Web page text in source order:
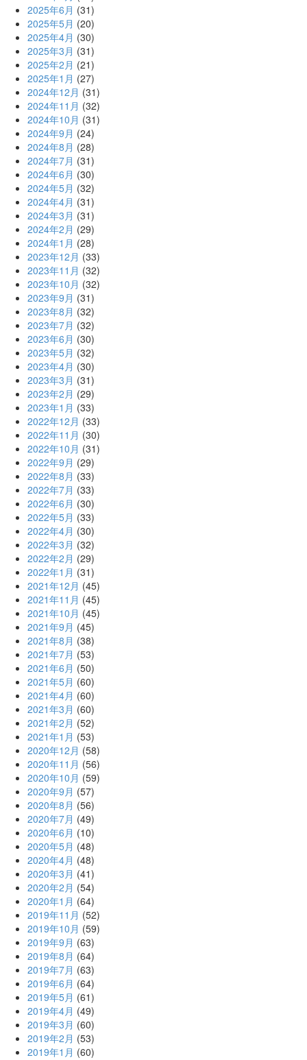
2025年6月 (31)
2025年5月 (20)
2025年4月 (30)
2025年3月 (31)
2025年2月 (21)
2025年1月 (27)
2024年12月 (31)
2024年11月 (32)
2024年10月 (31)
2024年9月 (24)
2024年8月 (28)
2024年7月 (31)
2024年6月 (30)
2024年5月 (32)
2024年4月 (31)
2024年3月 (31)
2024年2月 (29)
2024年1月 (28)
2023年12月 (33)
2023年11月 (32)
2023年10月 (32)
2023年9月 (31)
2023年8月 (32)
2023年7月 (32)
2023年6月 (30)
2023年5月 (32)
2023年4月 (30)
2023年3月 (31)
2023年2月 (29)
2023年1月 (33)
2022年12月 (33)
2022年11月 (30)
2022年10月 (31)
2022年9月 (29)
2022年8月 (33)
2022年7月 (33)
2022年6月 (30)
2022年5月 (33)
2022年4月 (30)
2022年3月 (32)
2022年2月 (29)
2022年1月 (31)
2021年12月 (45)
2021年11月 (45)
2021年10月 (45)
2021年9月 (45)
2021年8月 (38)
2021年7月 (53)
2021年6月 (50)
2021年5月 (60)
2021年4月 (60)
2021年3月 (60)
2021年2月 (52)
2021年1月 (53)
2020年12月 (58)
2020年11月 (56)
2020年10月 (59)
2020年9月 (57)
2020年8月 (56)
2020年7月 (49)
2020年6月 (10)
2020年5月 (48)
2020年4月 (48)
2020年3月 (41)
2020年2月 (54)
2020年1月 (64)
2019年11月 (52)
2019年10月 (59)
2019年9月 (63)
2019年8月 (64)
2019年7月 (63)
2019年6月 (64)
2019年5月 (61)
2019年4月 (49)
2019年3月 (60)
2019年2月 (53)
2019年1月 (60)